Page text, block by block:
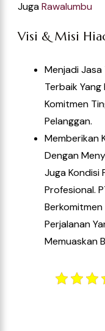
JugaRawalumbU
Visi & Misi
Menjadi
Terbaik
Komitmen
Pelanggan.
Memberikan
Dengan
Juga Kondisi
Profesional.
Perjalanan
Memuaskan